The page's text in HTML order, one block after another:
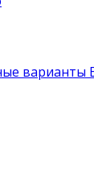
варианты